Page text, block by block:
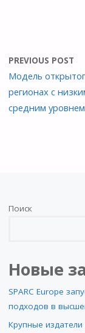
PREVIOUS POST
Модель
регионах с
средним
Поиск
Новые
SPARC Europe
подходов в
Крупные